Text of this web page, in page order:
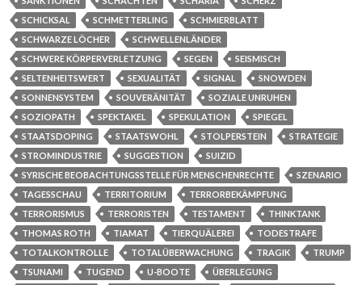
SCHICKSAL
SCHMETTERLING
SCHMIERBLATT
SCHWARZE LÖCHER
SCHWELLENLÄNDER
SCHWERE KÖRPERVERLETZUNG
SEGEN
SEISMISCH
SELTENHEITSWERT
SEXUALITÄT SIGNAL
SNOWDEN
SONNENSYSTEM
SOUVERÄNITÄT
SOZIALE UNRUHEN
SOZIOPATH
SPEKTAKEL SPEKULATION
SPIEGEL
STAATSDOPING
STAATSWOHL STOLPERSTEIN
STRATEGIE
STROMINDUSTRIE
SUGGESTION
SUIZID
SYRISCHE BEOBACHTUNGSSTELLE FÜR MENSCHENRECHTE
SZENARIO
TAGESSCHAU
TERRITORIUM
TERRORBEKÄMPFUNG
TERRORISMUS
TERRORISTEN TESTAMENT
THINKTANK
THOMAS ROTH
TIAMAT TIERQUÄLEREI
TODESTRAFE
TOTALKONTROLLE
TOTALÜBERWACHUNG TRAGIK
TRUMP
TSUNAMI
TUGEND U-BOOTE
ÜBERLEGUNG